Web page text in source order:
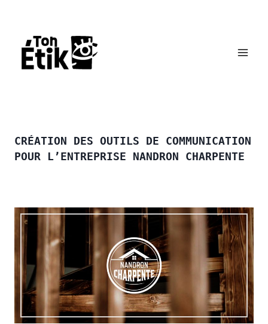
contenu
CRÉATION DES OUTILS DE COMMUNICATION
POUR L’ENTREPRISE NANDRON CHARPENTE